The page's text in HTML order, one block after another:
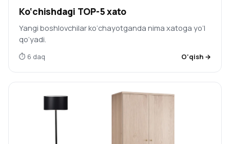
Ko‘chishdagi TOP-5 xato
Yangi boshlovchilar ko‘chayotganda nima xatoga yo‘l
qo‘yadi.
⏱ 6 daq O‘qish →